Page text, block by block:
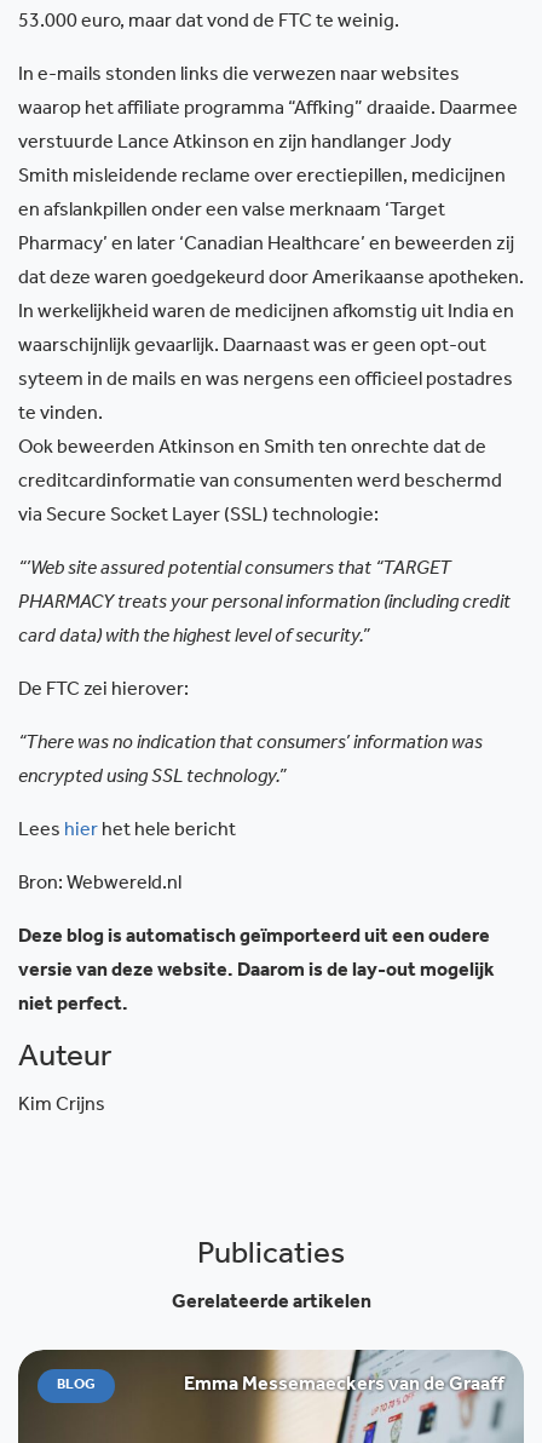
53.000 euro, maar dat vond de FTC te weinig.
In e-mails stonden links die verwezen naar websites
waarop het affiliate programma “Affking” draaide. Daarmee
verstuurde Lance Atkinson en zijn handlanger Jody
Smith misleidende reclame over erectiepillen, medicijnen
en afslankpillen onder een valse merknaam ‘Target
Pharmacy’ en later ‘Canadian Healthcare’ en beweerden zij
dat deze waren goedgekeurd door Amerikaanse apotheken.
In werkelijkheid waren de medicijnen afkomstig uit India en
waarschijnlijk gevaarlijk. Daarnaast was er geen opt-out
syteem in de mails en was nergens een officieel postadres
te vinden.
Ook beweerden Atkinson en Smith ten onrechte dat de
creditcardinformatie van consumenten werd beschermd
via Secure Socket Layer (SSL) technologie:
“’Web site assured potential consumers that “TARGET
PHARMACY treats your personal information (including credit
card data) with the highest level of security.”
De FTC zei hierover:
“There was no indication that consumers’ information was
encrypted using SSL technology.”
Lees hier het hele bericht
Bron: Webwereld.nl
Deze blog is automatisch geïmporteerd uit een oudere
versie van deze website. Daarom is de lay-out mogelijk
niet perfect.
Auteur
Kim Crijns
Publicaties
Gerelateerde artikelen
BLOG Emma Messemaeckers van de Graaff